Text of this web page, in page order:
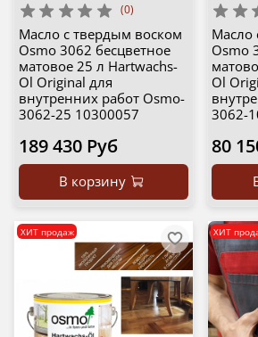
(0)
Масло с твердым воском
Osmo 3062 бесцветное
матовое 25 л Hartwachs-
Ol Original для
внутренних работ Osmo-
3062-25 10300057
189 430 Руб
В корзину
Масло
Osmo
Ol
3062-
80
ХИТ продаж ХИТ